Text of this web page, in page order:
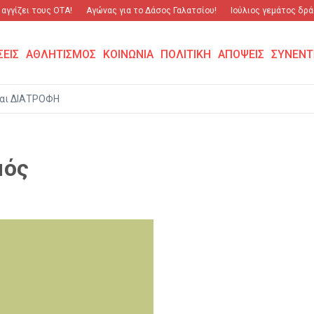
τους ΟΤΑ! Αγώνας για το Δάσος Γαλατσίου! Ιούλιος γεμάτος
ΑΘΛΗΤΙΣΜΟΣ ΚΟΙΝΩΝΙΑ ΠΟΛΙΤΙΚΗ ΑΠΟΨΕΙΣ
ΔΙΑΤΡΟΦΗ